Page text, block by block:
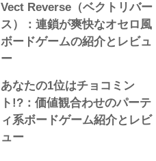
Vect Reverse（ベクトリバー
ス）：連鎖が爽快なオセロ風
ボードゲームの紹介とレビュ
ー
あなたの1位はチョコミン
ト!?：価値観合わせのパーテ
ィ系ボードゲーム紹介とレビ
ュー